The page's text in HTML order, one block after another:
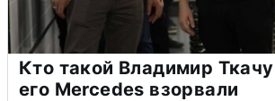
Кто такой Владимир
его Mercedes взорвали